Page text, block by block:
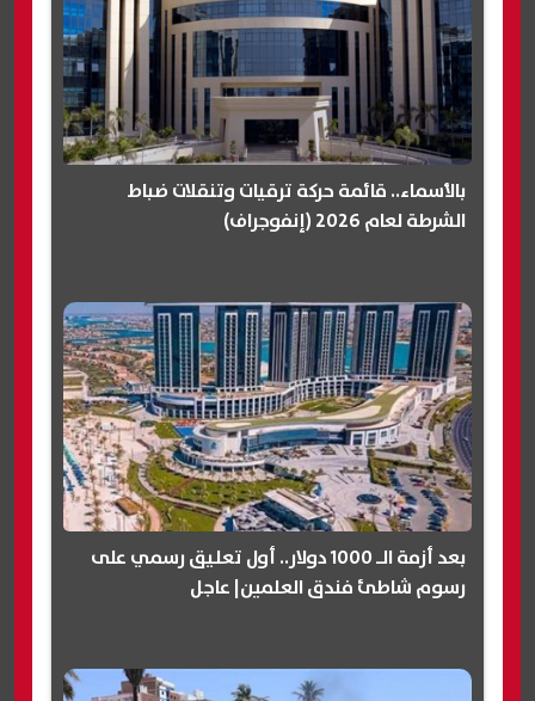
بالأسماء.. قائمة حركة ترقيات وتنقلات ضباط
الشرطة لعام 2026 (إنفوجراف)
بعد أزمة الـ 1000 دولار.. أول تعليق رسمي على
رسوم شاطئ فندق العلمين| عاجل